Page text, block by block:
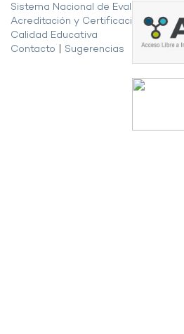
Sistema Nacional de Evaluación,
Acreditación y Certificación de la
Calidad Educativa
Contacto
Sugerencias